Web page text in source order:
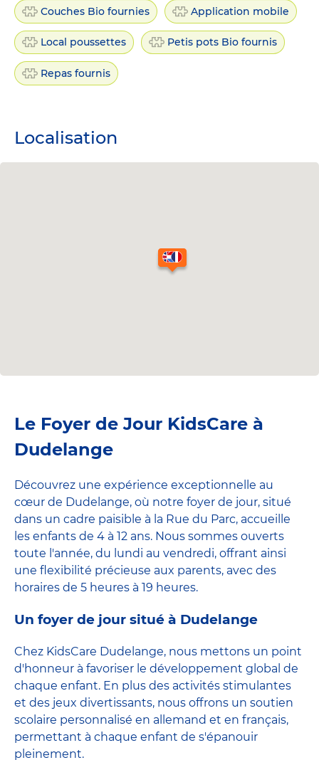
Couches Bio fournies Application mobile
Local poussettes Petis pots Bio fournis
Repas fournis
Localisation
Le Foyer de Jour KidsCare à
Dudelange
Découvrez une expérience exceptionnelle au
cœur de Dudelange, où notre foyer de jour, situé
dans un cadre paisible à la Rue du Parc, accueille
les enfants de 4 à 12 ans. Nous sommes ouverts
toute l'année, du lundi au vendredi, offrant ainsi
une flexibilité précieuse aux parents, avec des
horaires de 5 heures à 19 heures.
Un foyer de jour situé à Dudelange
Chez KidsCare Dudelange, nous mettons un point
d'honneur à favoriser le développement global de
chaque enfant. En plus des activités stimulantes
et des jeux divertissants, nous offrons un soutien
scolaire personnalisé en allemand et en français,
permettant à chaque enfant de s'épanouir
pleinement.